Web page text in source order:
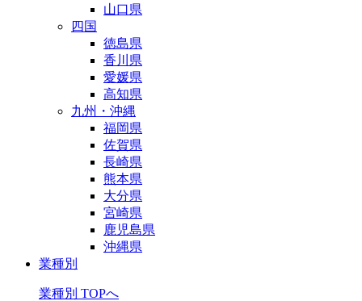
山口県
四国
徳島県
香川県
愛媛県
高知県
九州・沖縄
福岡県
佐賀県
長崎県
熊本県
大分県
宮崎県
鹿児島県
沖縄県
業種別
業種別 TOPへ